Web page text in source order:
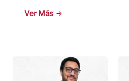
Ver Más